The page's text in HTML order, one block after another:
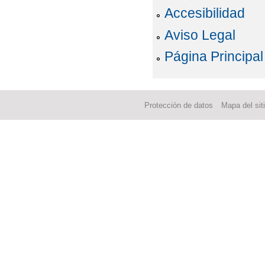
Accesibilidad
Aviso Legal
Página Principal
Protección de datos Mapa del